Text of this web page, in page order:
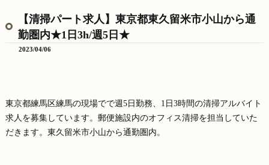
【清掃パート求人】東京都東久留米市小山から通
勤圏内★1日3h/週5日★
2023/04/06
東京都練馬区練馬の現場でで週5日勤務、1日3時間の清掃アルバイト
求人を募集しています。郵便施設内のオフィス清掃を担当していた
だきます。東久留米市小山から通勤圏内。